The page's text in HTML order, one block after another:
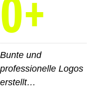
Bunte und
professionelle Logos
erstellt…